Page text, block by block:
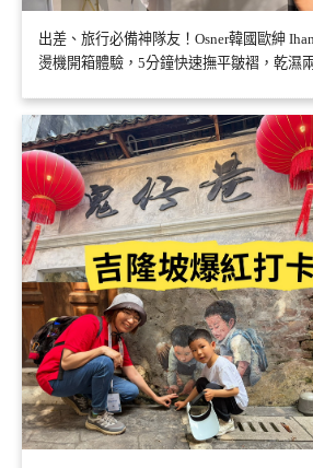
出差、旅行必備神隊友！Osner韓國歐紳
燙機開箱體驗，5分鐘快速撫平皺褶，乾濕